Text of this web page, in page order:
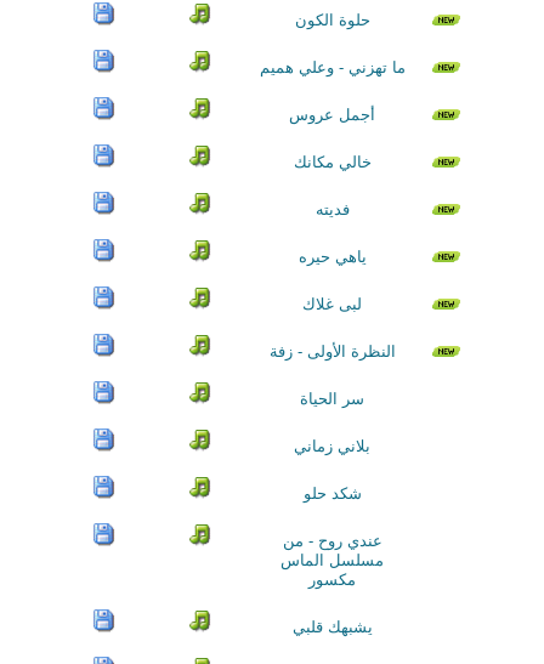
حلوة الكون
ما تهزني - وعلي هميم
أجمل عروس
خالي مكانك
فديته
ياهي حيره
لبى غلاك
النظرة الأولى - زفة
سر الحياة
بلاني زماني
شكد حلو
عندي روح - من
مسلسل الماس
مكسور
يشبهك قلبي